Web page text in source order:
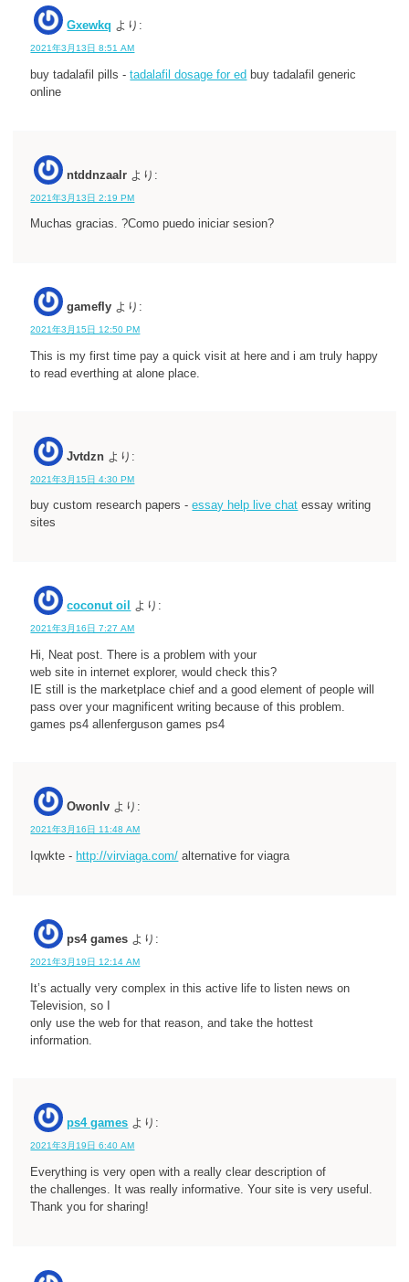
Gxewkq より:
2021年3月13日 8:51 AM
buy tadalafil pills -tadalafil dosage for ed buy tadalafil generic
online
ntddnzaalr より:
2021年3月13日 2:19 PM
Muchas gracias. ?Como puedo iniciar sesion?
gamefly より:
2021年3月15日 12:50 PM
This is my first time pay a quick visit at here and i am truly happy
to read everthing at alone place.
Jvtdzn より:
2021年3月15日 4:30 PM
buy custom research papers -essay help live chat essay writing
sites
coconut oil より:
2021年3月16日 7:27 AM
Hi, Neat post. There is a problem with your
web site in internet explorer, would check this?
IE still is the marketplace chief and a good element of people will
pass over your magnificent writing because of this problem.
games ps4 allenferguson games ps4
Owonlv より:
2021年3月16日 11:48 AM
Iqwkte - http://virviaga.com/ alternative for viagra
ps4 games より:
2021年3月19日 12:14 AM
It’s actually very complex in this active life to listen news on
Television, so I
only use the web for that reason, and take the hottest
information.
ps4 games より:
2021年3月19日 6:40 AM
Everything is very open with a really clear description of
the challenges. It was really informative. Your site is very useful.
Thank you for sharing!